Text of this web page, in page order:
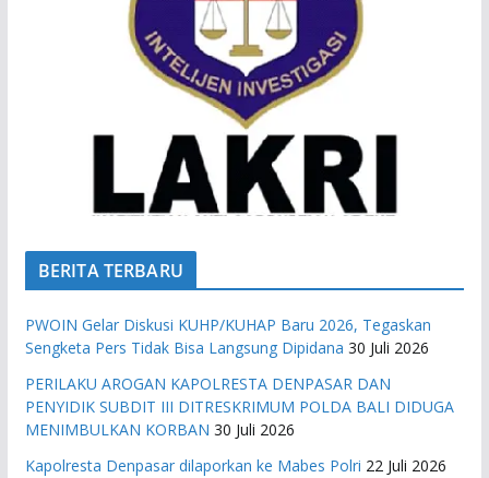
BERITA TERBARU
PWOIN Gelar Diskusi KUHP/KUHAP Baru 2026, Tegaskan
Sengketa Pers Tidak Bisa Langsung Dipidana 30 Juli 2026
PERILAKU AROGAN KAPOLRESTA DENPASAR DAN
PENYIDIK SUBDIT III DITRESKRIMUM POLDA BALI DIDUGA
MENIMBULKAN KORBAN 30 Juli 2026
Kapolresta Denpasar dilaporkan ke Mabes Polri 22 Juli 2026